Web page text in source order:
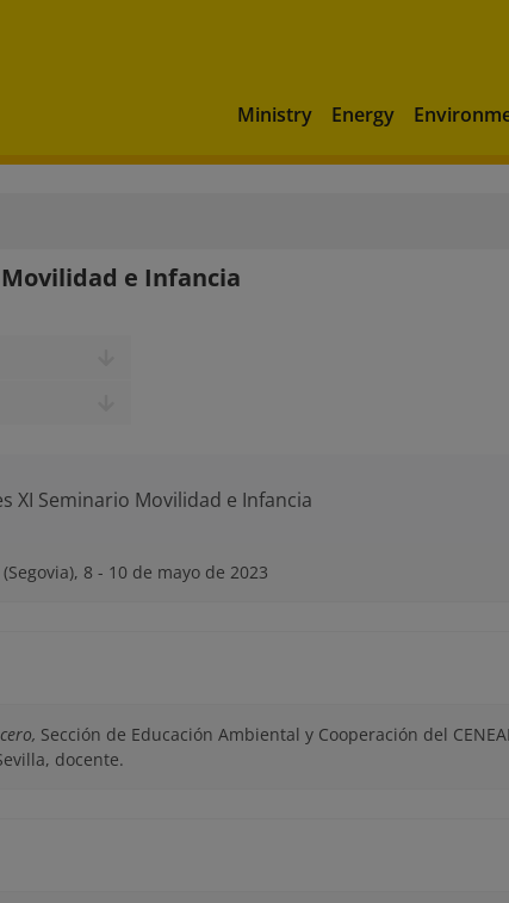
Ministry Energy
e Infancia
8 - 10 de mayo de 2023
Sección de Educación Ambiental y Cooperación del
docente.